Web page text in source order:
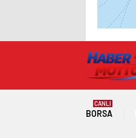
BORSA
CANLI